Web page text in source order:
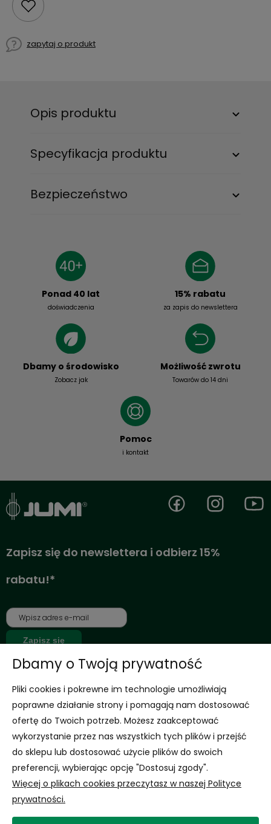
zapytaj o produkt
Opis produktu
Specyfikacja produktu
Bezpieczeństwo
Ponad 40 lat
doświadczenia
15% rabatu
za zapis do newslettera
Dbamy o środowisko
Zobacz jak
Możliwość zwrotu
Towarów do 14 dni
Pomoc
i kontakt
Zapisz się do newslettera i odbierz 15%
rabatu!*
Zapisz się
*Jednorazowy rabat dla nowo zarejestrowanych klientów na nieprzecenione
produkty
Wyrażam zgodę na otrzymywanie newslettera z inspiracjami,
Rozwiń
Informacje
Obsługa Klienta
Dbamy o Twoją prywatność
Pliki cookies i pokrewne im technologie umożliwiają
poprawne działanie strony i pomagają nam dostosować
ofertę do Twoich potrzeb. Możesz zaakceptować
wykorzystanie przez nas wszystkich tych plików i przejść
do sklepu lub dostosować użycie plików do swoich
preferencji, wybierając opcję "Dostosuj zgody".
Więcej o plikach cookies przeczytasz w naszej Polityce
prywatności.